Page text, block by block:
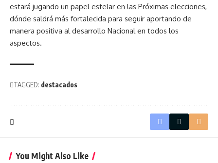
estará jugando un papel estelar en las Próximas elecciones,
dónde saldrá más fortalecida para seguir aportando de
manera positiva al desarrollo Nacional en todos los
aspectos.
TAGGED: destacados
You Might Also Like